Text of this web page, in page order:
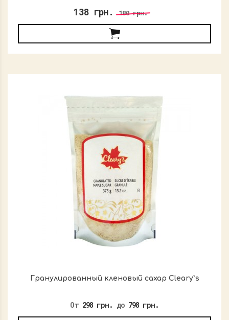
138 грн.180 грн.
Гранулированный кленовый сахар Cleary`s
От 298 грн. до 798 грн.